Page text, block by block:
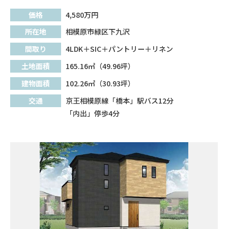
価格 4,580万円
所在地
相模原市緑区下九沢
間取り
4LDK＋SIC＋パントリー＋リネン
土地面積
165.16㎡（49.96坪）
建物面積
102.26㎡（30.93坪）
交通
京王相模原線「橋本」駅バス12分
「内出」停歩4分